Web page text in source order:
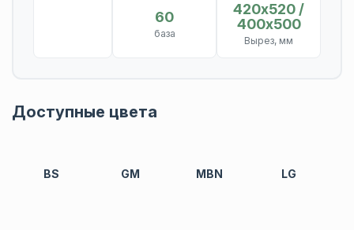
60
база
420х520 /
400х500
Вырез, мм
Доступные цвета
BS GM MBN LG